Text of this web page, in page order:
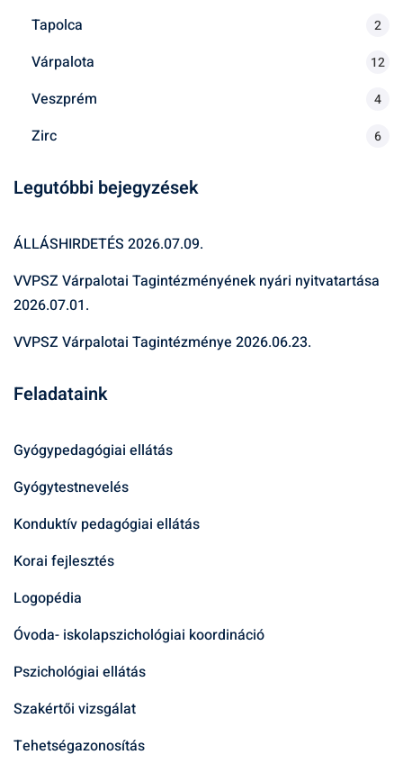
Tapolca 2
Várpalota 12
Veszprém 4
Zirc 6
Legutóbbi bejegyzések
ÁLLÁSHIRDETÉS 2026.07.09.
VVPSZ Várpalotai Tagintézményének nyári nyitvatartása
2026.07.01.
VVPSZ Várpalotai Tagintézménye 2026.06.23.
Feladataink
Gyógypedagógiai ellátás
Gyógytestnevelés
Konduktív pedagógiai ellátás
Korai fejlesztés
Logopédia
Óvoda- iskolapszichológiai koordináció
Pszichológiai ellátás
Szakértői vizsgálat
Tehetségazonosítás